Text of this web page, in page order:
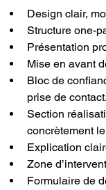
Design clair,
Structure one-
Présentation
Mise en avant
Bloc de
prise de contact.
Section
concrètement
Explication
Zone
Formulaire de